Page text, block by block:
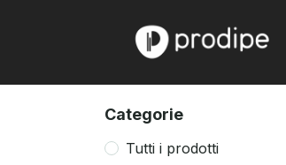
Categorie
Tutti i prodotti